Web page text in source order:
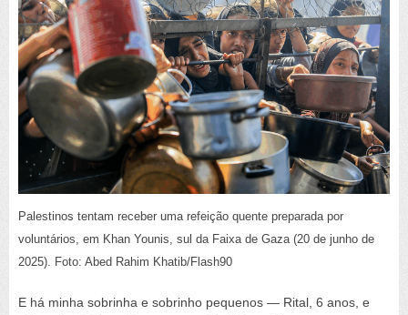
Palestinos tentam receber uma refeição quente preparada por
voluntários, em Khan Younis, sul da Faixa de Gaza (20 de junho de
2025). Foto: Abed Rahim Khatib/Flash90
E há minha sobrinha e sobrinho pequenos — Rital, 6 anos, e